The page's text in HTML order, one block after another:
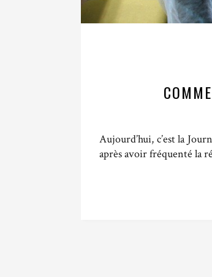
Aujourd’hui, c’est la
après avoir fréquenté la